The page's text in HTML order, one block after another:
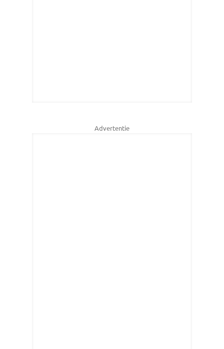
Advertentie